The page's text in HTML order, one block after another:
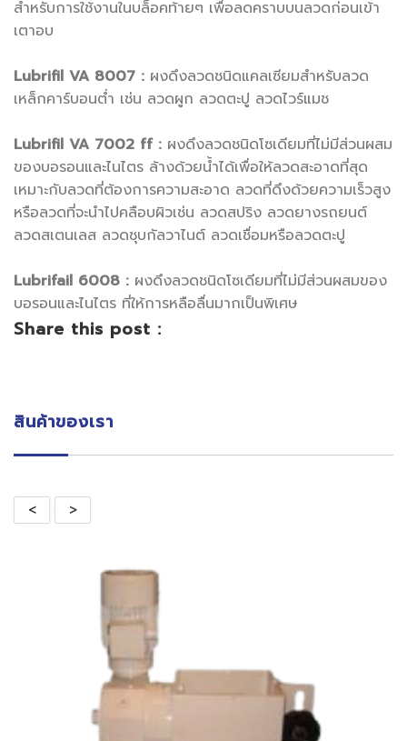
สำหรับการใช้งานในบล็อคท้ายๆ เพื่อลดคราบบนลวดก่อนเข้า
เตาอบ
Lubrifil VA 8007 : ผงดึงลวดชนิดแคลเซียมสำหรับลวด
เหล็กคาร์บอนต่ำ เช่น ลวดผูก ลวดตะปู ลวดไวร์แมช
Lubrifil VA 7002 ff : ผงดึงลวดชนิดโซเดียมที่ไม่มีส่วนผสม
ของบอรอนและไนไตร ล้างด้วยน้ำได้เพื่อให้ลวดสะอาดที่สุด
เหมาะกับลวดที่ต้องการความสะอาด ลวดที่ดึงด้วยความเร็วสูง
หรือลวดที่จะนำไปคลือบผิวเช่น ลวดสปริง ลวดยางรถยนต์
ลวดสเตนเลส ลวดชุบกัลวาไนต์ ลวดเชื่อมหรือลวดตะปู
Lubrifail 6008 : ผงดึงลวดชนิดโซเดียมที่ไม่มีส่วนผสมของ
บอรอนและไนไตร ที่ให้การหลือลื่นมากเป็นพิเศษ
Share this post :
สินค้าของเรา